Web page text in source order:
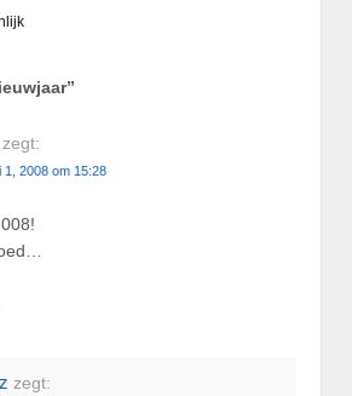
”
zegt:
1, 2008 om 15:28
zegt: